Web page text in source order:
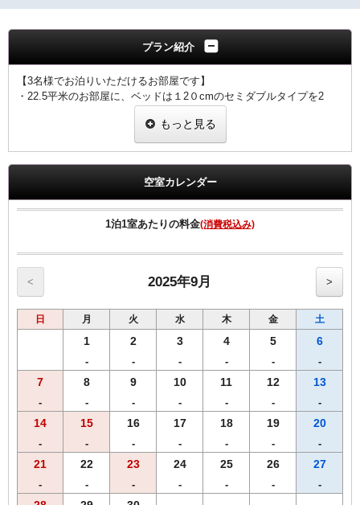
プラン紹介
【3名様でお泊りいただけるお部屋です】
・22.5平米のお部屋に、ベッドは１2０cmのセミダブルタイプを2
9０cmのシングルタイプを1台ご用意いたしております。
・バスルームとトイレが別々の使い勝手の良い客室です。
【全プラン共通サービス】
・ウェルカムドリンクとしてＲ＆Ｂオリジナル挽きたてコーヒーをご
・全室インターネット回線接続可能（Wi-Fi・有線LAN）
もっと見る
空室カレンダー
1泊1室あたりの料金(消費税込み)
< 2025年9月 >
日 月 火 水 木 金 土
1
-
2
-
3
-
4
-
5
-
6
-
7
-
8
-
9
-
10
-
11
-
12
-
13
-
14
-
15
-
16
-
17
-
18
-
19
-
20
-
21
-
22
-
23
-
24
-
25
-
26
-
27
-